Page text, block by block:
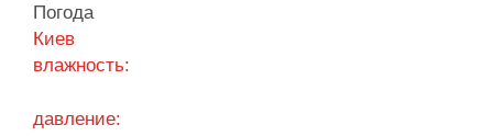
містян …
Погода
Киев
влажность:
давление: